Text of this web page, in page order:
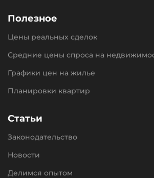
Полезное
Цены реальных сделок
Средние цены спроса на
Графики цен на жилье
Планировки квартир
Статьи
Законодательство
Новости
Делимся опытом